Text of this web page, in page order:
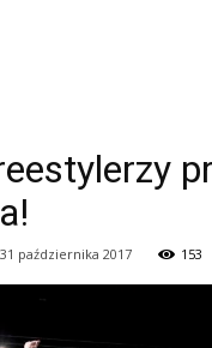
31 października 2017 153